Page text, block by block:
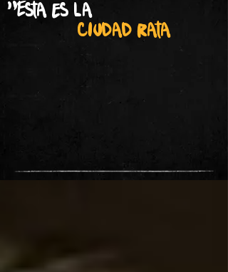
"Esta es la
ciudad rata